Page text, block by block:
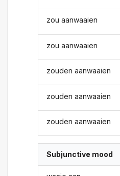
zou aanwaaien
zou aanwaaien
zouden aanwaaien
zouden aanwaaien
zouden aanwaaien
Subjunctive mood